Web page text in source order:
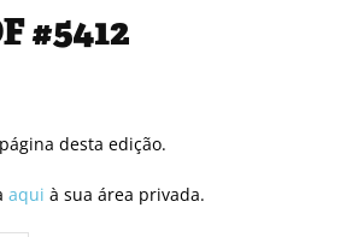
#5412
desta edição.
aqui à sua área privada.